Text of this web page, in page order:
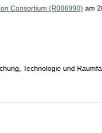
Consortium (R006990) am
Technologie und